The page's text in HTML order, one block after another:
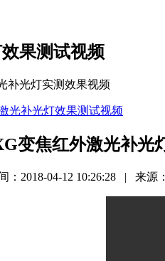
果测试视频
补光灯实测效果视频
光补光灯效果测试视频
变焦红外激光补光
2018-04-12 10:26:28 | 来源